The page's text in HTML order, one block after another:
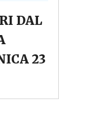
DAL
23